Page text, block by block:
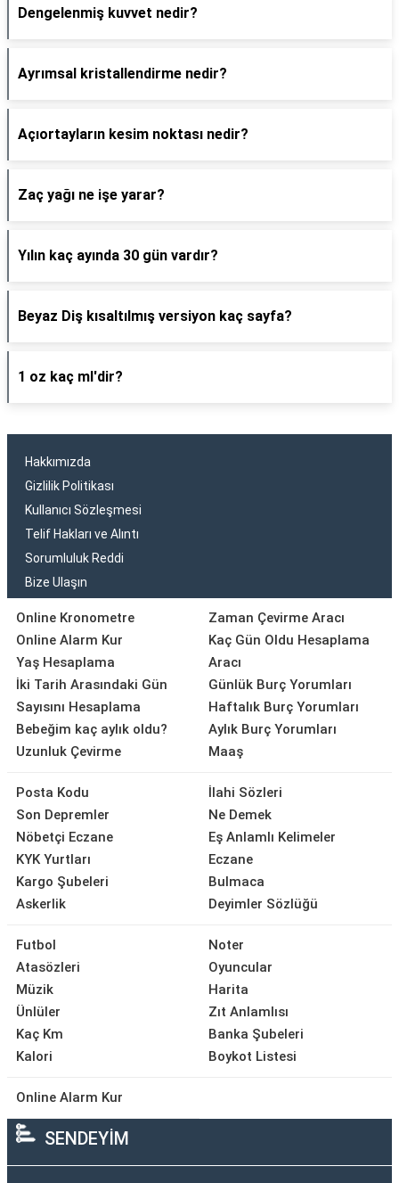
Dengelenmiş kuvvet nedir?
Ayrımsal kristallendirme nedir?
Açıortayların kesim noktası nedir?
Zaç yağı ne işe yarar?
Yılın kaç ayında 30 gün vardır?
Beyaz Diş kısaltılmış versiyon kaç sayfa?
1 oz kaç ml'dir?
Hakkımızda
Gizlilik Politikası
Kullanıcı Sözleşmesi
Telif Hakları ve Alıntı
Sorumluluk Reddi
Bize Ulaşın
Online Kronometre
Online Alarm Kur
Yaş Hesaplama
İki Tarih Arasındaki Gün
Sayısını Hesaplama
Bebeğim kaç aylık oldu?
Uzunluk Çevirme
Zaman Çevirme Aracı
Kaç Gün Oldu Hesaplama
Aracı
Günlük Burç Yorumları
Haftalık Burç Yorumları
Aylık Burç Yorumları
Maaş
Posta Kodu
Son Depremler
Nöbetçi Eczane
KYK Yurtları
Kargo Şubeleri
Askerlik
İlahi Sözleri
Ne Demek
Eş Anlamlı Kelimeler
Eczane
Bulmaca
Deyimler Sözlüğü
Futbol
Atasözleri
Müzik
Ünlüler
Kaç Km
Kalori
Noter
Oyuncular
Harita
Zıt Anlamlısı
Banka Şubeleri
Boykot Listesi
Online Alarm Kur
SENDEYİM